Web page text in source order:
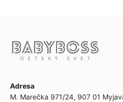
Adresa
M. Marečka 971/24, 907 01